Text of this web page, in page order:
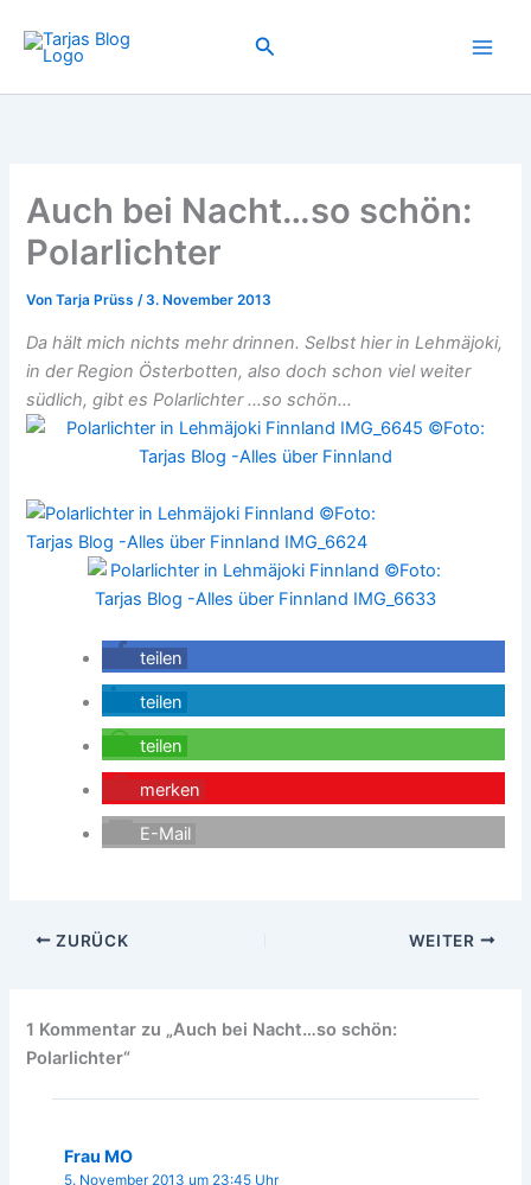
Inhalt
springen
Suchen
Auch bei Nacht…so schön:
Polarlichter
VonTarja Prüss/3. November 2013
Da hält mich nichts mehr drinnen. Selbst hier in Lehmäjoki,
in der Region Österbotten, also doch schon viel weiter
südlich, gibt es Polarlichter …so schön…
teilen
teilen
teilen
merken
E-Mail
ZURÜCK WEITER
1 Kommentar zu „Auch bei Nacht…so schön:
Polarlichter“
Frau MO
5. November 2013 um 23:45 Uhr